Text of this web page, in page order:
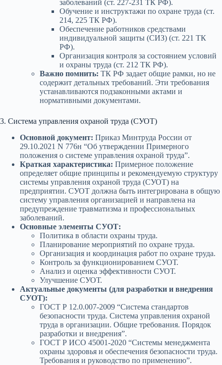
заболеваний (ст. 227-231 ТК РФ).
Обучение и инструктажи по охране труда (ст.
214, 225 ТК РФ).
Обеспечение работников средствами
индивидуальной защиты (СИЗ) (ст. 221 ТК
РФ).
Организация контроля за состоянием условий
и охраны труда (ст. 212 ТК РФ).
Важно помнить: ТК РФ задает общие рамки, но не
содержит детальных требований. Эти требования
устанавливаются подзаконными актами и
нормативными документами.
3. Система управления охраной труда (СУОТ)
Основной документ: Приказ Минтруда России от
29.10.2021 N 776н “Об утверждении Примерного
положения о системе управления охраной труда”.
Краткая характеристика: Примерное положение
определяет общие принципы и рекомендуемую структуру
системы управления охраной труда (СУОТ) на
предприятии. СУОТ должна быть интегрирована в общую
систему управления организацией и направлена на
предупреждение травматизма и профессиональных
заболеваний.
Основные элементы СУОТ:
Политика в области охраны труда.
Планирование мероприятий по охране труда.
Организация и координация работ по охране труда.
Контроль за функционированием СУОТ.
Анализ и оценка эффективности СУОТ.
Улучшение СУОТ.
Актуальные документы (для разработки и внедрения
СУОТ):
ГОСТ Р 12.0.007-2009 “Система стандартов
безопасности труда. Система управления охраной
труда в организации. Общие требования. Порядок
разработки и внедрения”.
ГОСТ Р ИСО 45001-2020 “Системы менеджмента
охраны здоровья и обеспечения безопасности труда.
Требования и руководство по применению”.